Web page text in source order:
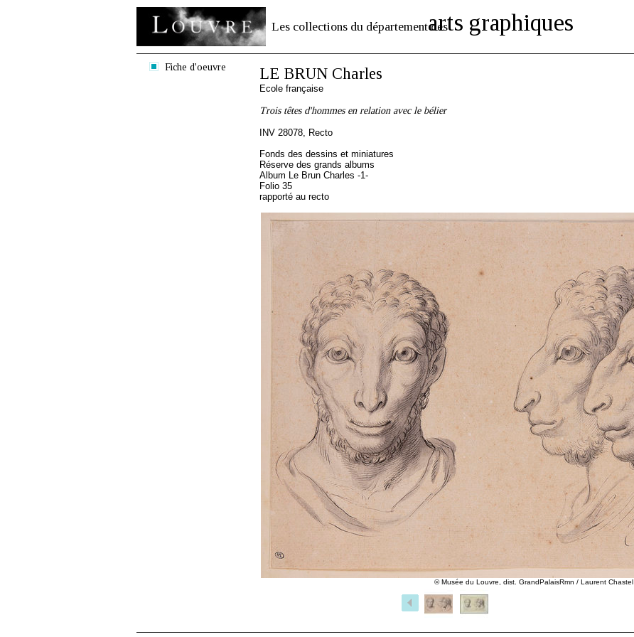
Les collections du département desarts graphiques
Fiche d'oeuvre LE BRUN Charles
Ecole française
Trois têtes d'hommes en relation avec le bélier
INV 28078, Recto
Fonds des dessins et miniatures
Réserve des grands albums
Album Le Brun Charles -1-
Folio 35
rapporté au recto
© Musée du Louvre, dist. GrandPalaisRmn / Laurent Chastel